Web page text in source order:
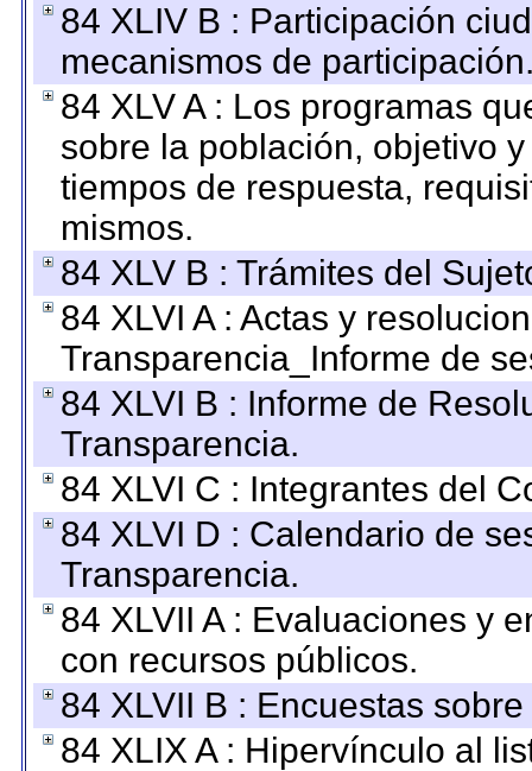
84 XLIV B : Participación
mecanismos de
84 XLV A : Los programas
sobre la población, objetivo
tiempos de respuesta,
mismos.
84 XLV B : Trámites del
84 XLVI A : Actas y
Transparencia_Informe de
84 XLVI B : Informe de
Transparencia.
84 XLVI C : Integrantes del
84 XLVI D : Calendario de
Transparencia.
84 XLVII A : Evaluaciones y
con recursos públicos.
84 XLVII B : Encuestas
84 XLIX A : Hipervínculo al